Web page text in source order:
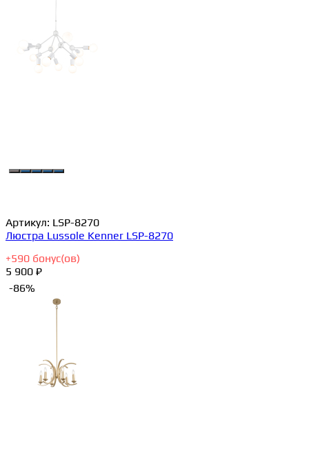
Артикул: LSP-8270
Люстра Lussole Kenner LSP-8270
+590 бонус(ов)
5 900 ₽
-86%